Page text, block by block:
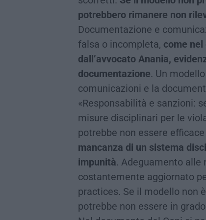
potrebbero rimanere non
Documentazione e
falsa o incompleta, come
dall’avvocato Anania,
documentazione. Un
comunicazioni e la
«Responsabilità e sanzioni:
misure disciplinari per le
potrebbe non essere
mancanza di un sistema
impunità. Adeguamento alle
costantemente aggiornato
practices. Se il modello non
potrebbe non essere in